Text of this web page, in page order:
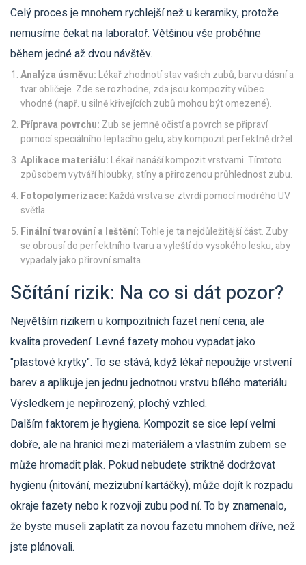
Celý proces je mnohem rychlejší než u keramiky, protože
nemusíme čekat na laboratoř. Většinou vše proběhne
během jedné až dvou návštěv.
Analýza úsměvu:Lékař zhodnotí stav vašich zubů, barvu dásní a
tvar obličeje. Zde se rozhodne, zda jsou kompozity vůbec
vhodné (např. u silně křivejících zubů mohou být omezené).
Příprava povrchu: Zub se jemně očistí a povrch se připraví
pomocí speciálního leptacího gelu, aby kompozit perfektně držel.
Aplikace materiálu:Lékař nanáší kompozit vrstvami. Tímtoto
způsobem vytváří hloubky, stíny a přirozenou průhlednost zubu.
Fotopolymerizace:Každá vrstva se ztvrdí pomocí modrého UV
světla.
Finální tvarování a leštění:Tohle je ta nejdůležitější část. Zuby
se obrousí do perfektního tvaru a vyleští do vysokého lesku, aby
vypadaly jako přirovní smalta.
Sčítání rizik: Na co si dát pozor?
Největším rizikem u kompozitních fazet není cena, ale
kvalita provedení. Levné fazety mohou vypadat jako
"plastové krytky". To se stává, když lékař nepoužije vrstvení
barev a aplikuje jen jednu jednotnou vrstvu bílého materiálu.
Výsledkem je nepřirozený, plochý vzhled.
Dalším faktorem je hygiena. Kompozit se sice lepí velmi
dobře, ale na hranici mezi materiálem a vlastním zubem se
může hromadit plak. Pokud nebudete striktně dodržovat
hygienu (nitování, mezizubní kartáčky), může dojít k rozpadu
okraje fazety nebo k rozvoji zubu pod ní. To by znamenalo,
že byste museli zaplatit za novou fazetu mnohem dříve, než
jste plánovali.